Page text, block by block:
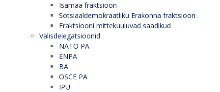
Isamaa fraktsioon
Sotsiaaldemokraatliku Erakonna fraktsioon
Fraktsiooni mittekuuluvad saadikud
Välisdelegatsioonid
NATO PA
ENPA
BA
OSCE PA
IPU